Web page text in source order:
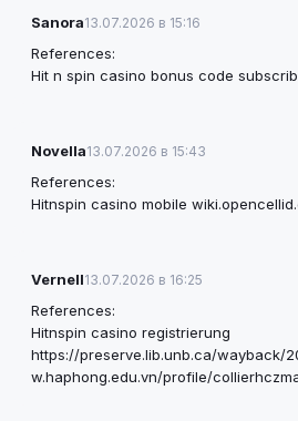
Sanora13.07.2026 в 15:16
References:
Hit n spin casino bonus code
Novella13.07.2026 в 15:43
References:
Hitnspin casino mobile
Vernell13.07.2026 в 16:25
References:
Hitnspin casino registrierung
https://preserve.lib.unb.ca/wayback/
w.haphong.edu.vn/profile/